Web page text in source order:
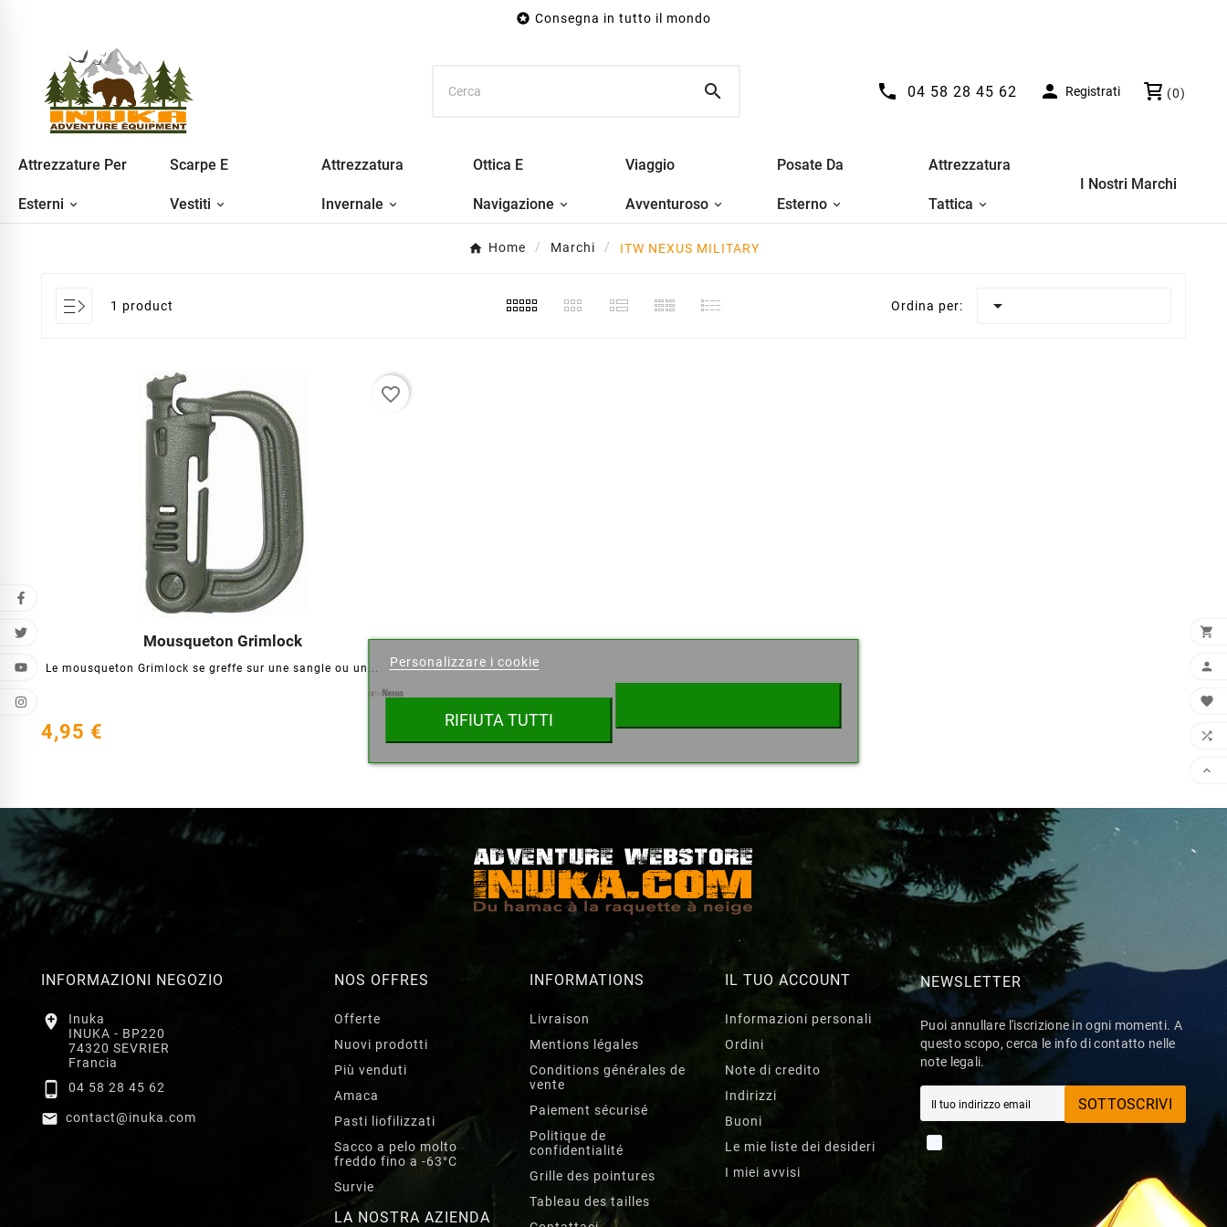
 Consegna in tutto il mondo
  04 58 28 45 62  Registrati (0)
Attrezzature Per
Esterni
Scarpe E
Vestiti
Attrezzatura
Invernale
Ottica E
Navigazione
Viaggio
Avventuroso
Posate Da
Esterno
Attrezzatura
Tattica
I Nostri Marchi
Home Marchi ITW NEXUS MILITARY
1 product Ordina per: 
Mousqueton Grimlock
Le mousqueton Grimlock se greffe sur une sangle ou un...
   
4,95 €
favorite_border
INFORMAZIONI NEGOZIO

Inuka
INUKA - BP220
74320 SEVRIER
Francia
 04 58 28 45 62
 contact@inuka.com
NOS OFFRES
Offerte
Nuovi prodotti
Più venduti
Amaca
Pasti liofilizzati
Sacco a pelo molto
freddo fino a -63°C
Survie
LA NOSTRA AZIENDA
INFORMATIONS
Livraison
Mentions légales
Conditions générales de
vente
Paiement sécurisé
Politique de
confidentialité
Grille des pointures
Tableau des tailles
IL TUO ACCOUNT
Informazioni personali
Ordini
Note di credito
Indirizzi
Buoni
Le mie liste dei desideri
I miei avvisi
NEWSLETTER
Puoi annullare l'iscrizione in ogni momenti. A
questo scopo, cerca le info di contatto nelle
note legali.
SOTTOSCRIVI
×
Nome lista dei desideri
Personalizzare i cookie
RIFIUTA TUTTI




